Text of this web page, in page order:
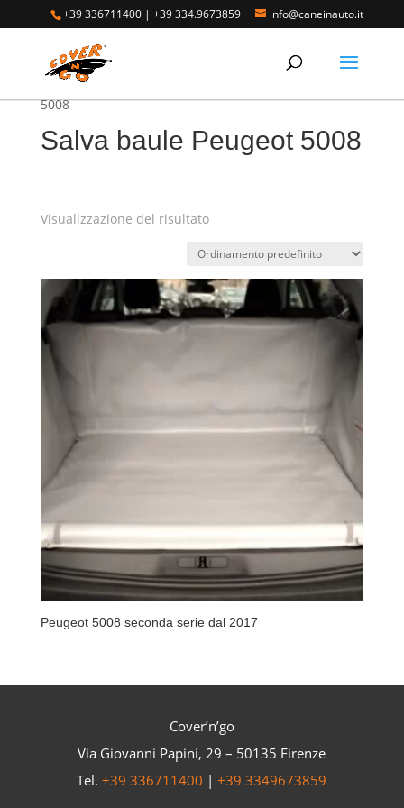
+39 336711400 |+39 334.9673859 info@caneinauto.it
Home/SALVA BAULE - Vasca Telo Copribaule
Auto/SALVA BAULE PEUGEOT
5008
Salva baule Peugeot 5008
Visualizzazione del risultato
Peugeot 5008 seconda serie dal 2017
Cover’n’go
Via Giovanni Papini, 29 – 50135 Firenze
Tel.+39 336711400 |+39 3349673859